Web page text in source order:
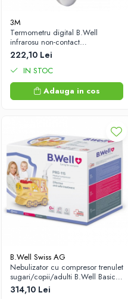
Antioxidanti
Altele-Suplimente alimentare
3M
Termometru digital B.Well
infrarosu non-contact
mutifunctional MED-3000 Zephyr
Labs
222,10 Lei
IN STOC
Adauga in cos
B.Well Swiss AG
Nebulizator cu compresor trenulet
sugari/copii/adulti B.Well Basic
PRO-115 Zephyr Labs
314,10 Lei